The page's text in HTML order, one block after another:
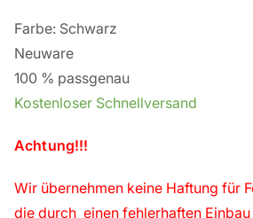
Farbe: Schwarz
Neuware
100 % passgenau
Kostenloser Schnellversand
Achtung!!!
Wir übernehmen keine Haftung für
die durch einen fehlerhaften